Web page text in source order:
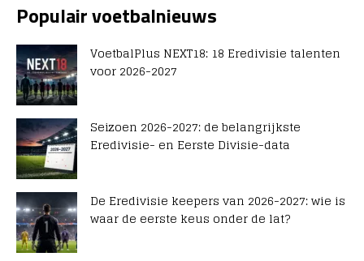
Populair voetbalnieuws
VoetbalPlus NEXT18: 18 Eredivisie talenten
voor 2026-2027
Seizoen 2026-2027: de belangrijkste
Eredivisie- en Eerste Divisie-data
De Eredivisie keepers van 2026-2027: wie is
waar de eerste keus onder de lat?